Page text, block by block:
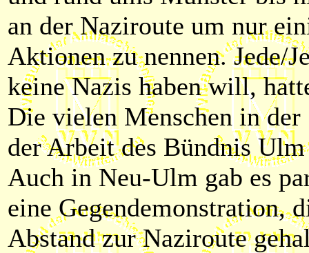
an der Naziroute um nur
Aktionen zu nennen. Jede/
keine Nazis haben will,
Die vielen Menschen in
der Arbeit des Bündnis Ulm
Auch in Neu-Ulm gab es
eine Gegendemonstration,
Abstand zur Naziroute